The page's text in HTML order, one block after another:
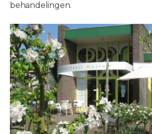
behandelingen.